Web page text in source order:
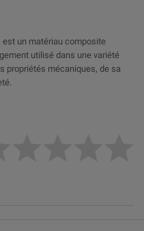
un matériau composite
utilisé dans une variété
propriétés mécaniques, de sa